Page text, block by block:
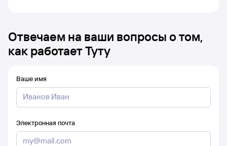
Отвечаем на ваши вопросы о том,
как работает Туту
Ваше имя
Электронная почта